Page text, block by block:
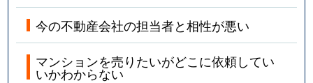
今の不動産会社の担当者と相性が悪い
マンションを売りたいがどこに依頼してい
いかわからない